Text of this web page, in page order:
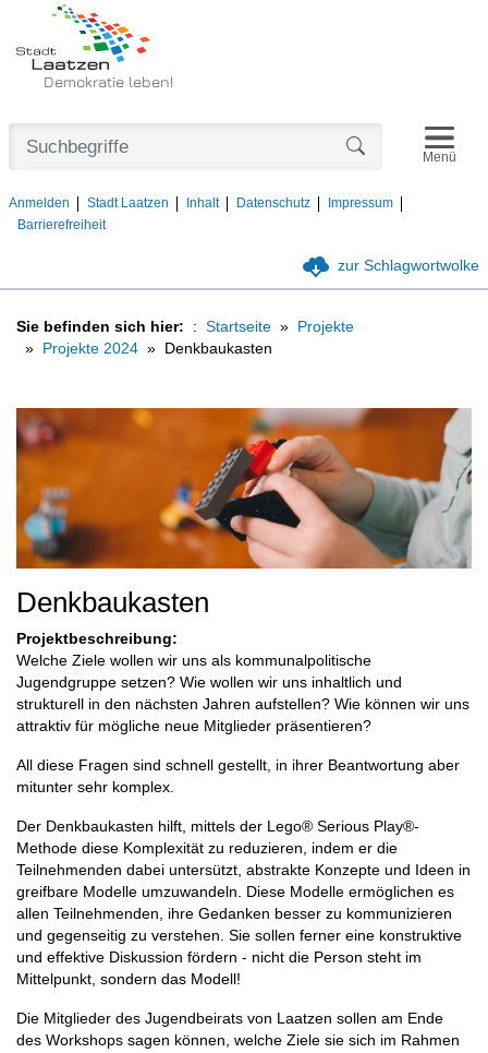
Demokratie leben!
Anmelden Stadt Laatzen Inhalt Datenschutz
Impressum
Barrierefreiheit
Menü
zur Schlagwortwolke
Sie befinden sich hier: Startseite
Projekte
Projekte 2024
Denkbaukasten
Denkbaukasten
Projektbeschreibung:
Welche Ziele wollen wir uns als kommunalpolitische
Jugendgruppe setzen? Wie wollen wir uns inhaltlich und
strukturell in den nächsten Jahren aufstellen? Wie können wir uns
attraktiv für mögliche neue Mitglieder präsentieren?
All diese Fragen sind schnell gestellt, in ihrer Beantwortung aber
mitunter sehr komplex.
Der Denkbaukasten hilft, mittels der Lego® Serious Play®-
Methode diese Komplexität zu reduzieren, indem er die
Teilnehmenden dabei untersützt, abstrakte Konzepte und Ideen in
greifbare Modelle umzuwandeln. Diese Modelle ermöglichen es
allen Teilnehmenden, ihre Gedanken besser zu kommunizieren
und gegenseitig zu verstehen. Sie sollen ferner eine konstruktive
und effektive Diskussion fördern - nicht die Person steht im
Mittelpunkt, sondern das Modell!
Die Mitglieder des Jugendbeirats von Laatzen sollen am Ende
des Workshops sagen können, welche Ziele sie sich im Rahmen